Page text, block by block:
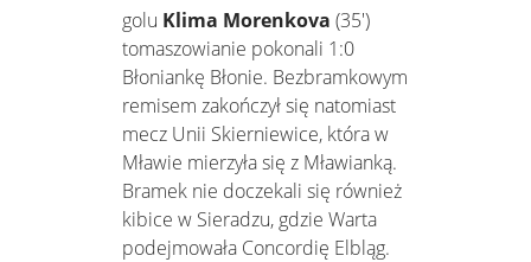
golu Klima Morenkova (35')
tomaszowianie pokonali 1:0
Błoniankę Błonie. Bezbramkowym
remisem zakończył się natomiast
mecz Unii Skierniewice, która w
Mławie mierzyła się z Mławianką.
Bramek nie doczekali się również
kibice w Sieradzu, gdzie Warta
podejmowała Concordię Elbląg.